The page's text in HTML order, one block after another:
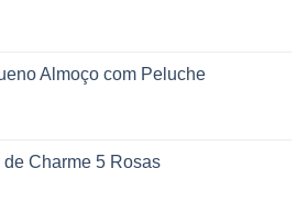
Almoço com Peluche
de Charme 5 Rosas